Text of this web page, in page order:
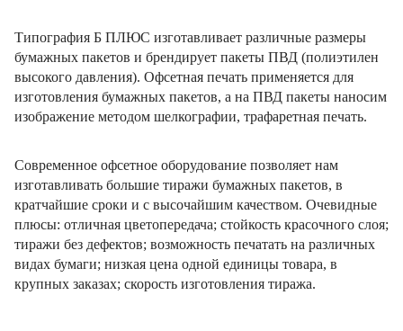
Типография Б ПЛЮС изготавливает различные размеры
бумажных пакетов и брендирует пакеты ПВД (полиэтилен
высокого давления). Офсетная печать применяется для
изготовления бумажных пакетов, а на ПВД пакеты наносим
изображение методом шелкографии, трафаретная печать.
Современное офсетное оборудование позволяет нам
изготавливать большие тиражи бумажных пакетов, в
кратчайшие сроки и с высочайшим качеством. Очевидные
плюсы: отличная цветопередача; стойкость красочного слоя;
тиражи без дефектов; возможность печатать на различных
видах бумаги; низкая цена одной единицы товара, в
крупных заказах; скорость изготовления тиража.